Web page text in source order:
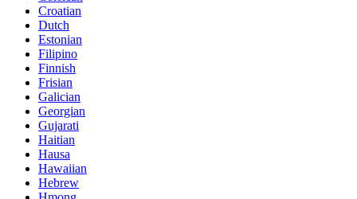
Croatian
Dutch
Estonian
Filipino
Finnish
Frisian
Galician
Georgian
Gujarati
Haitian
Hausa
Hawaiian
Hebrew